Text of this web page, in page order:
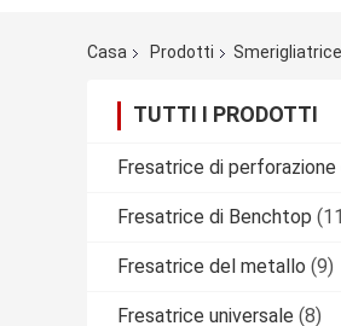
Casa Prodotti
TUTTI I PRODOTTI
Fresatrice di perforazione
Fresatrice di Benchtop
Fresatrice del metallo (9)
Fresatrice universale (8)